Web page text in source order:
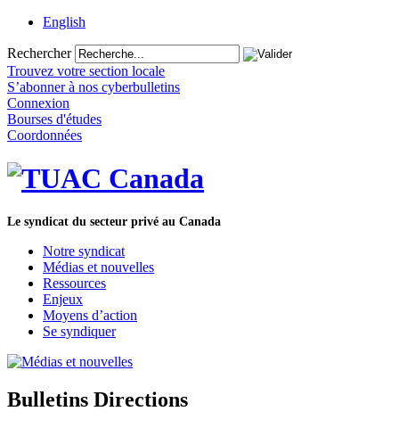
English
Rechercher
Trouvez votre section locale
S’abonner à nos cyberbulletins
Connexion
Bourses d'études
Coordonnées
Le syndicat du secteur privé au Canada
Notre syndicat
Médias et nouvelles
Ressources
Enjeux
Moyens d’action
Se syndiquer
Bulletins Directions